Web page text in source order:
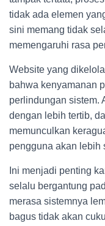
tidak ada elemen
sini memang tidak
memengaruhi rasa
Website yang
bahwa kenyamanan
perlindungan sistem.
dengan lebih tertib,
memunculkan
pengguna akan lebih
Ini menjadi penting
selalu bergantung
merasa sistemnya
bagus tidak akan